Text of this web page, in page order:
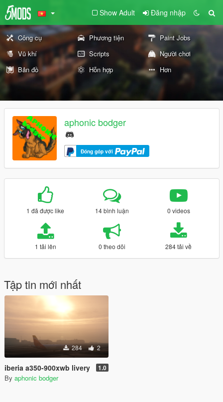
Show Adult Đăng nhập
Công cụ Phương tiện
Paint Jobs
Vũ khí
Scripts
Người chơi
Bản đồ
Hỗn hợp Hơn
aphonic bodger
Đóng góp với
1 đã được like 14 bình luận 0 videos
1 tải lên 0 theo dõi 284 tải về
Tập tin mới nhất
284 2
iberia a350-900xwb livery 1.0
By aphonic bodger